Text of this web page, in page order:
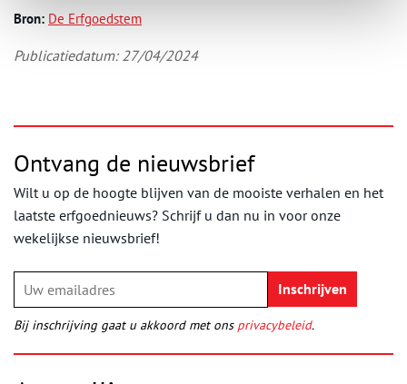
Bron: De Erfgoedstem
Publicatiedatum: 27/04/2024
Ontvang de nieuwsbrief
Wilt u op de hoogte blijven van de mooiste verhalen en het
laatste erfgoednieuws? Schrijf u dan nu in voor onze
wekelijkse nieuwsbrief!
Bij inschrijving gaat u akkoord met ons privacybeleid.